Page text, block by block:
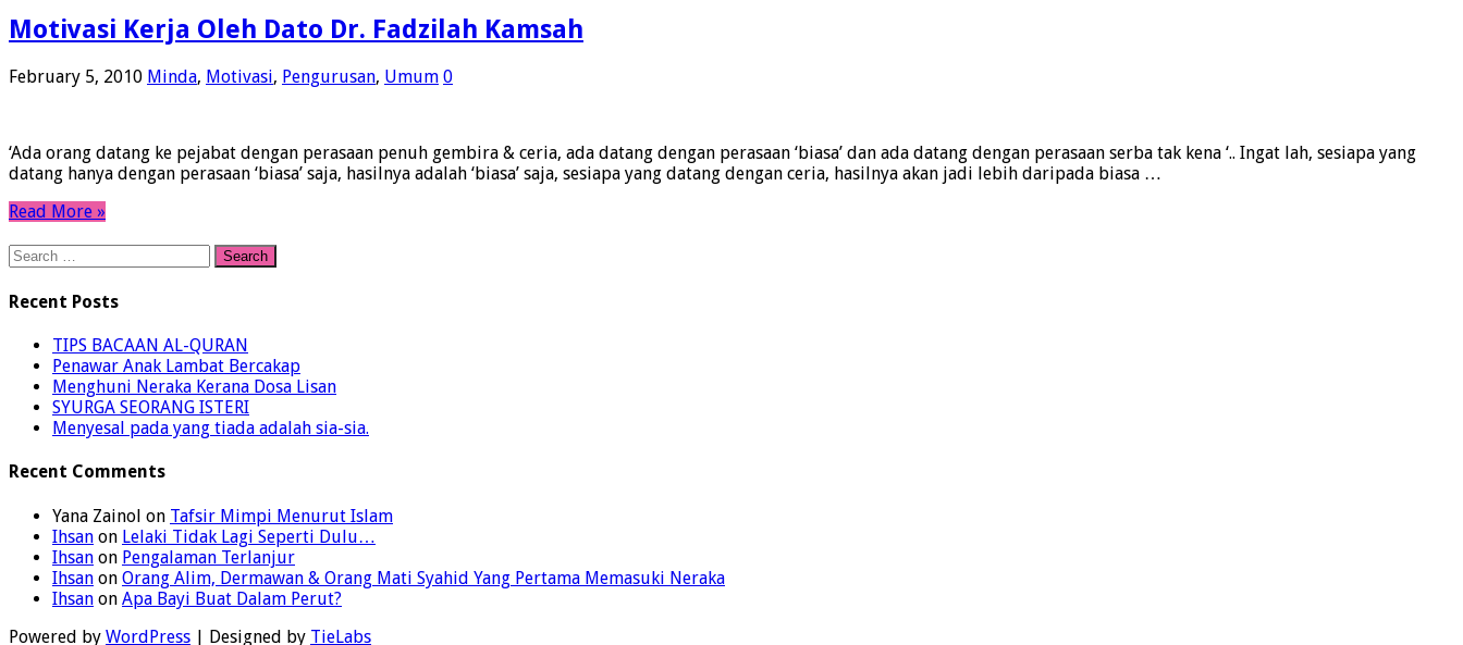
Motivasi Kerja Oleh Dato Dr. Fadzilah Kamsah
February 5, 2010 Minda, Motivasi, Pengurusan, Umum 0
‘Ada orang datang ke pejabat dengan perasaan penuh gembira & ceria, ada datang dengan perasaan ‘biasa’ dan ada datang dengan perasaan serba tak kena ‘.. Ingat lah, sesiapa yang
datang hanya dengan perasaan ‘biasa’ saja, hasilnya adalah ‘biasa’ saja, sesiapa yang datang dengan ceria, hasilnya akan jadi lebih daripada biasa …
Read More »
Search
Recent Posts
TIPS BACAAN AL-QURAN
Penawar Anak Lambat Bercakap
Menghuni Neraka Kerana Dosa Lisan
SYURGA SEORANG ISTERI
Menyesal pada yang tiada adalah sia-sia.
Recent Comments
Yana Zainol on Tafsir Mimpi Menurut Islam
Ihsan on Lelaki Tidak Lagi Seperti Dulu…
Ihsan on Pengalaman Terlanjur
Ihsan on Orang Alim, Dermawan & Orang Mati Syahid Yang Pertama Memasuki Neraka
Ihsan on Apa Bayi Buat Dalam Perut?
Powered by WordPress | Designed by TieLabs